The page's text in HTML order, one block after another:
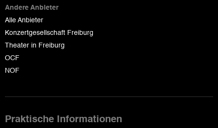
Andere Anbieter
Alle Anbieter
Konzertgesellschaft Freiburg
Theater in Freiburg
OCF
NOF
Praktische Informationen